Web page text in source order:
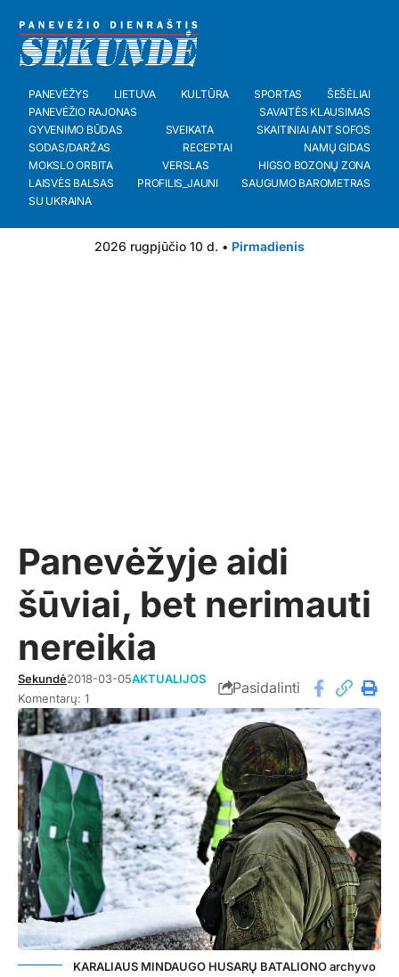
PANEVĖŽYS LIETUVA KULTŪRA SPORTAS
ŠEŠĖLIAI
PANEVĖŽIO RAJONAS
SAVAITĖS KLAUSIMAS
GYVENIMO BŪDAS
SVEIKATA
SKAITINIAI ANT SOFOS
SODAS/DARŽAS
RECEPTAI
NAMŲ GIDAS
MOKSLO ORBITA
VERSLAS
HIGSO BOZONŲ ZONA
LAISVĖS BALSAS
PROFILIS_JAUNI
SAUGUMO BAROMETRAS
SU UKRAINA
2026 rugpjūčio 10 d. • Pirmadienis
Panevėžyje aidi
šūviai, bet nerimauti
nereikia
Sekundė2018-03-05AKTUALIJOS
Komentarų: 1
Pasidalinti
KARALIAUS MINDAUGO HUSARŲ BATALIONO archyvo